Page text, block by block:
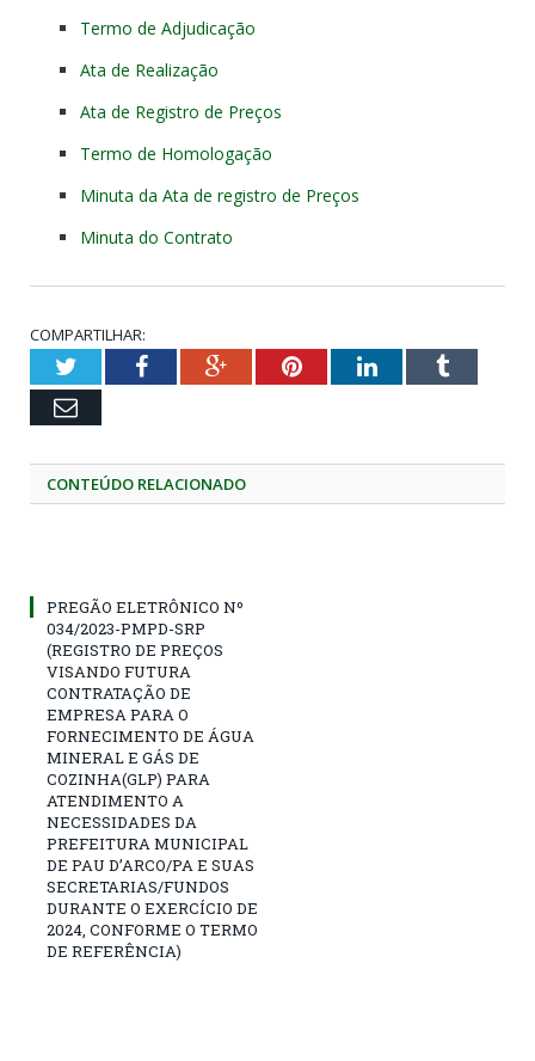
Termo de Adjudicação
Ata de Realização
Ata de Registro de Preços
Termo de Homologação
Minuta da Ata de registro de Preços
Minuta do Contrato
COMPARTILHAR:
TwitterFacebookGoogle+PinterestLinkedInTumblr
Email
CONTEÚDO RELACIONADO
PREGÃO ELETRÔNICO Nº
034/2023-PMPD-SRP
(REGISTRO DE PREÇOS
VISANDO FUTURA
CONTRATAÇÃO DE
EMPRESA PARA O
FORNECIMENTO DE ÁGUA
MINERAL E GÁS DE
COZINHA(GLP) PARA
ATENDIMENTO A
NECESSIDADES DA
PREFEITURA MUNICIPAL
DE PAU D’ARCO/PA E SUAS
SECRETARIAS/FUNDOS
DURANTE O EXERCÍCIO DE
2024, CONFORME O TERMO
DE REFERÊNCIA)